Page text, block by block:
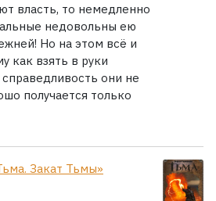
власть, то немедленно
недовольны ею
Но на этом всё и
как взять в руки
они не
получается только
Закат Тьмы»